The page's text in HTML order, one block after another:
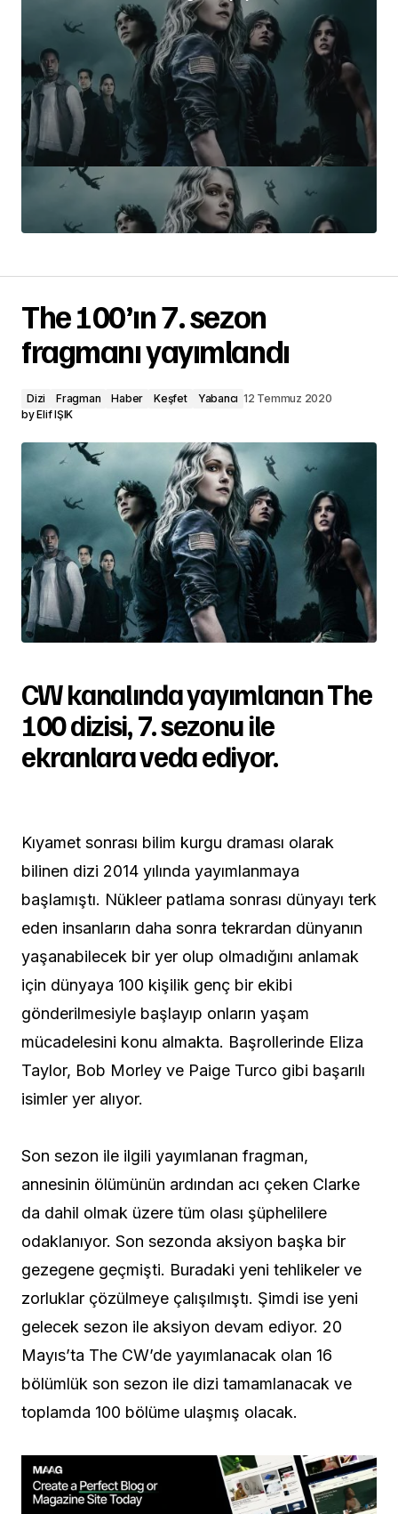
The 100’ın 7. sezon
fragmanı yayımlandı
Dizi Fragman Haber Keşfet Yabancı 12 Temmuz 2020
byElif IŞIK
CW kanalında yayımlanan The
100 dizisi, 7. sezonu ile
ekranlara veda ediyor.
Kıyamet sonrası bilim kurgu draması olarak
bilinen dizi 2014 yılında yayımlanmaya
başlamıştı. Nükleer patlama sonrası dünyayı terk
eden insanların daha sonra tekrardan dünyanın
yaşanabilecek bir yer olup olmadığını anlamak
için dünyaya 100 kişilik genç bir ekibi
gönderilmesiyle başlayıp onların yaşam
mücadelesini konu almakta. Başrollerinde Eliza
Taylor, Bob Morley ve Paige Turco gibi başarılı
isimler yer alıyor.
Son sezon ile ilgili yayımlanan fragman,
annesinin ölümünün ardından acı çeken Clarke
da dahil olmak üzere tüm olası şüphelilere
odaklanıyor. Son sezonda aksiyon başka bir
gezegene geçmişti. Buradaki yeni tehlikeler ve
zorluklar çözülmeye çalışılmıştı. Şimdi ise yeni
gelecek sezon ile aksiyon devam ediyor. 20
Mayıs’ta The CW’de yayımlanacak olan 16
bölümlük son sezon ile dizi tamamlanacak ve
toplamda 100 bölüme ulaşmış olacak.